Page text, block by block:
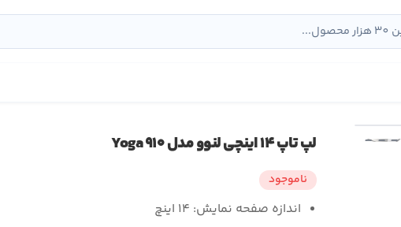
••• لپ تاپ ۱۴ اینچی لنوو مدل Yoga ۹۱۰
ناموجود
اندازه صفحه نمایش: ۱۴ اینچ